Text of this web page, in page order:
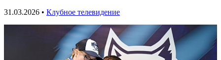
31.03.2026 • Клубное телевидение